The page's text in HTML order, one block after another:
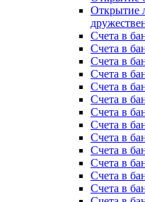
Открытие
Счета в
Счета в
Счета в
Счета в
Счета в
Счета в
Счета в
Счета в
Счета в
Счета в
Счета в
Счета в
Счета в